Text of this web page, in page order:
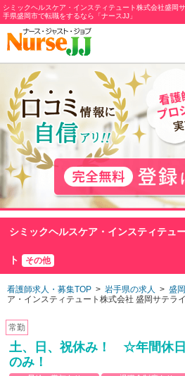
シミックヘルスケア・インスティテュート株式会社盛岡
手県盛岡市で転職をするなら「ナースJJ」
シミックヘルスケア・インスティテュ
ト その他
看護師求人・募集TOP > 岩手県の求人 > 盛
ア・インスティテュート株式会社 盛岡サテラ
常勤
土、日、祝休み！ ☆年間休
のみ！